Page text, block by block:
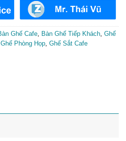
Ghế Cafe Bàn Ghế Tiếp Khách Ghế
Ghế Phòng Họp Ghế Sắt Cafe